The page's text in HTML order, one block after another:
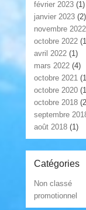
février 2023 (1)
janvier 2023 (2)
novembre 2022
octobre 2022
avril 2022 (1)
mars 2022 (4)
octobre 2021
octobre 2020
octobre 2018
septembre
août 2018 (1)
Catégories
Non classé
promotionnel